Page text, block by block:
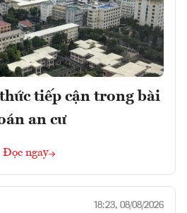
tiếp cận trong bài
an cư
Đọc ngay
18:23, 08/08/2026